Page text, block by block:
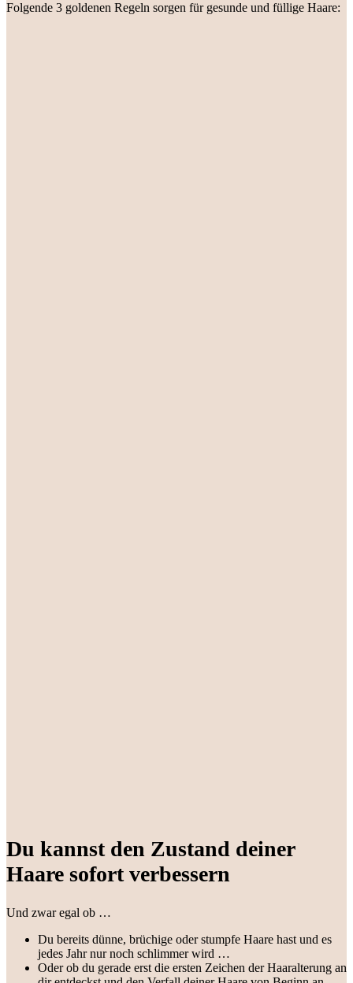
Folgende 3 goldenen Regeln sorgen für gesunde und füllige Haare:
Du kannst den Zustand deiner
Haare sofort verbessern
Und zwar egal ob …
Du bereits dünne, brüchige oder stumpfe Haare hast und es
jedes Jahr nur noch schlimmer wird …
Oder ob du gerade erst die ersten Zeichen der Haaralterung an